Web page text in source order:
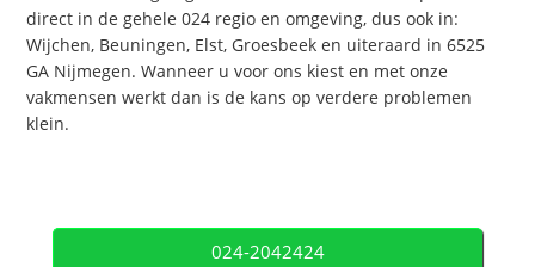
direct in de gehele 024 regio en omgeving, dus ook in:
Wijchen, Beuningen, Elst, Groesbeek en uiteraard in 6525
GA Nijmegen. Wanneer u voor ons kiest en met onze
vakmensen werkt dan is de kans op verdere problemen
klein.
024-2042424